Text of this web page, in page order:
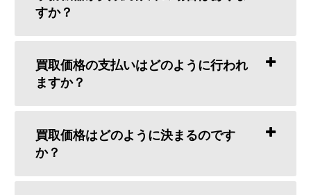
すか？
買取価格の支払いはどのように行われ
ますか？
買取価格はどのように決まるのです
か？